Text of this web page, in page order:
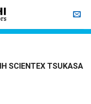
SCIENTEX TSUKASA